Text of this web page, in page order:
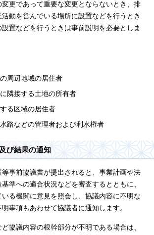
更であって重要な変更とならないとき、排
動を営んでいる場所に設置などを行うとき
置などを行うときは事前説明を必要としま
周辺地域の居住者
隣接する土地の所有者
る区域の居住者
路などの管理者および利水権者
び結果の通知
事前協議書が提出されると、事業計画や法
準への適合状況などを審査するとともに、
る機関に意見を照会し、協議内容に不明な
事項もあわせて協議者に通知します。
協議内容の根幹部分が不明である場合は、